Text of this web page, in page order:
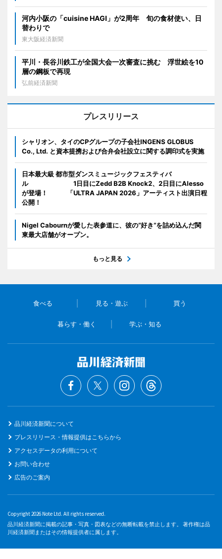
河内小阪の「cuisine HAGI」が2周年 旬の食材使い、日
替わりで
東大阪経済新聞
平川・長谷川鉄工が全国大会一次審査に挑む 浮世絵を10
層の鋼板で再現
弘前経済新聞
プレスリリース
シャリオン、タイのCPグループの子会社INGENS GLOBUS
Co., Ltd. と資本提携および合弁会社設立に関する調印式を実施
日本最大級 都市型ダンスミュージックフェスティバ
ル 1日目にZedd B2B Knock2、2日目にAlesso
が登場！ 「ULTRA JAPAN 2026」アーティスト出演日程
公開！
Nigel Cabournが愛した表参道に、彼の“好き”を詰め込んだ関
東最大店舗がオープン。
もっと見る
食べる 見る・遊ぶ 買う
暮らす・働く 学ぶ・知る
品川経済新聞について
プレスリリース・情報提供はこちらから
アクセスデータの利用について
お問い合わせ
広告のご案内
Copyright 2026 Note Ltd. All rights reserved.
品川経済新聞に掲載の記事・写真・図表などの無断転載を禁止します。 著作権は品
川経済新聞またはその情報提供者に属します。